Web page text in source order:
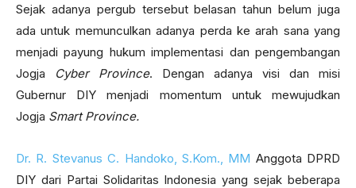
Sejak adanya pergub tersebut belasan tahun belum juga
ada untuk memunculkan adanya perda ke arah sana yang
menjadi payung hukum implementasi dan pengembangan
Jogja
Cyber Province. Dengan adanya visi dan misi
Gubernur DIY menjadi momentum untuk mewujudkan
Jogja Smart Province.
Dr. R. Stevanus C. Handoko, S.Kom., MM Anggota DPRD
DIY dari Partai Solidaritas Indonesia yang sejak beberapa